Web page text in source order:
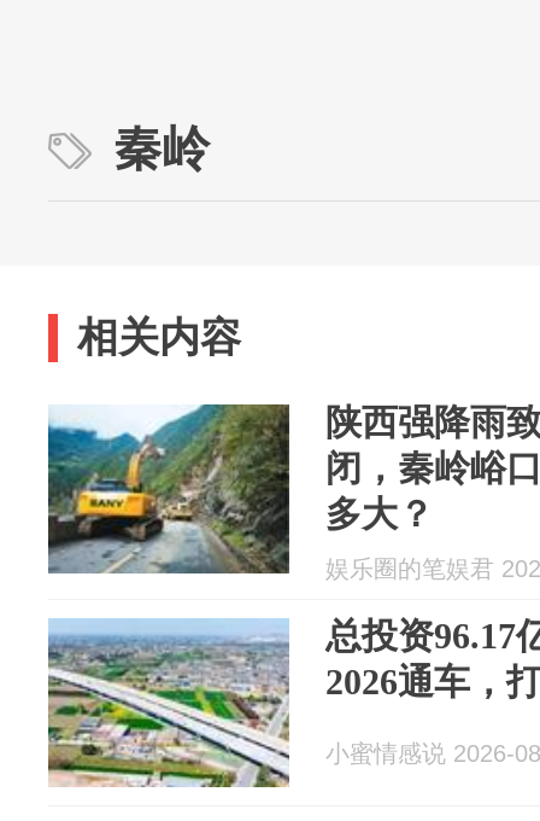
秦岭
相关内容
陕西强降雨
闭，秦岭峪
多大？
娱乐圈的笔娱君
总投资96.17
2026通车，
小蜜情感说 2026-